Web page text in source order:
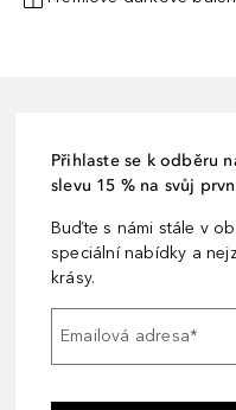
Přihlaste se k odběru
slevu 15 % na svůj
Buďte s námi stále v
speciální nabídky a
krásy.
Emailová adresa*